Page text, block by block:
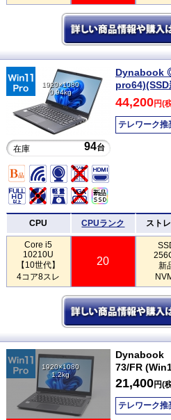
1920×1080
0.94kg
在庫 94台
Dynabook
44,200円(
テレワーク推
CPU CPUランク スト
Core i5
10210U
【10世代】
4コア8スレ
20
新
1920×1080
1.2kg
Dynabook
73/FR
21,400円(
テレワーク推